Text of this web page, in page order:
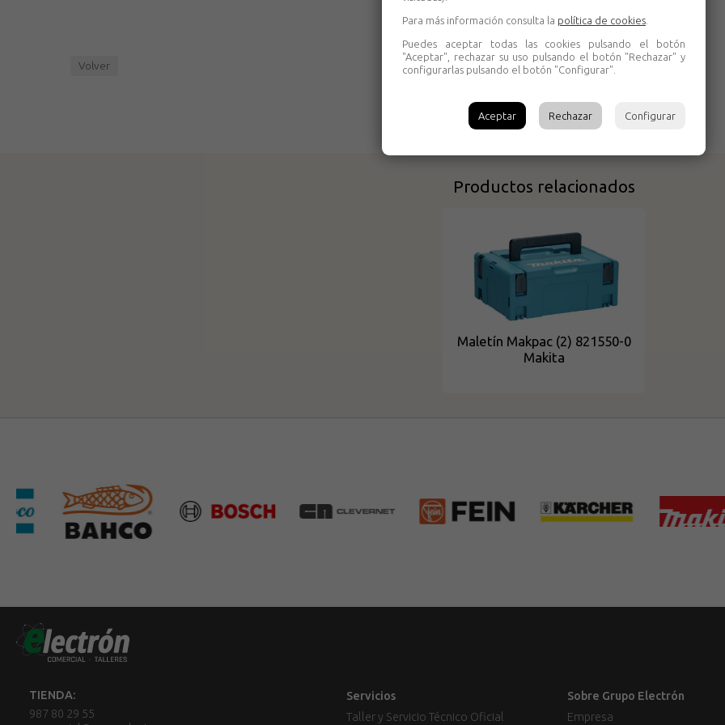
Volver
Productos relacionados
Maletín Makpac (2) 821550-0
Makita
TIENDA:
987 80 29 55
Servicios
Taller y Servicio Técnico Oficial
Sobre Grupo Electrón
Empresa
Para más información consulta la política de cookies
Puedes aceptar todas las cookies pulsando el botón
"Aceptar", rechazar su uso pulsando el botón "Rechazar" y
configurarlas pulsando el botón "Configurar".
Aceptar Rechazar Configurar